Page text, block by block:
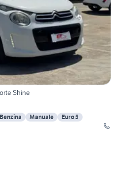
Shine
Benzina Manuale
Euro 5